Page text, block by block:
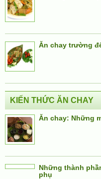
Ăn chay trường
KIẾN THỨC ĂN CHAY
Ăn chay: Những
Những thành
phụ